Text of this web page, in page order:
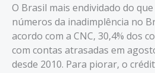
O Brasil mais endividado do
números da inadimplência no
acordo com a CNC, 30,4% dos
com contas atrasadas em
desde 2010. Para piorar, o